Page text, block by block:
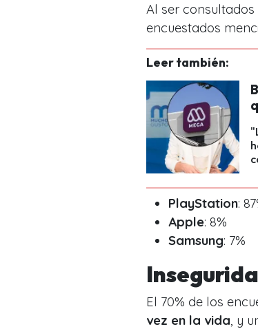
Al ser
encuestados
Leer también:
PlayStation:
Apple: 8%
Samsung: 7%
El 70% de los
vez en la vida , y